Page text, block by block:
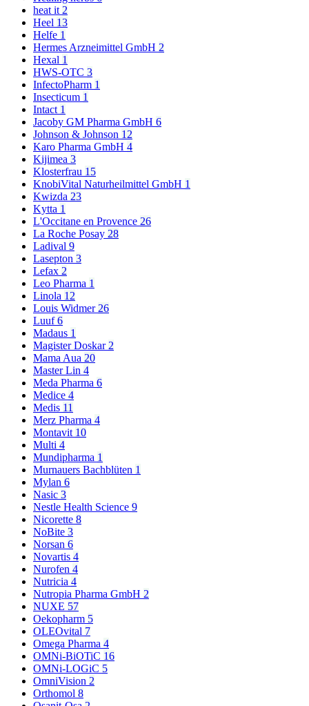
heat it 2
Heel 13
Helfe 1
Hermes Arzneimittel GmbH 2
Hexal 1
HWS-OTC 3
InfectoPharm 1
Insecticum 1
Intact 1
Jacoby GM Pharma GmbH 6
Johnson & Johnson 12
Karo Pharma GmbH 4
Kijimea 3
Klosterfrau 15
KnobiVital Naturheilmittel GmbH 1
Kwizda 23
Kytta 1
L'Occitane en Provence 26
La Roche Posay 28
Ladival 9
Lasepton 3
Lefax 2
Leo Pharma 1
Linola 12
Louis Widmer 26
Luuf6
Madaus 1
Magister Doskar 2
Mama Aua 20
Master Lin 4
Meda Pharma 6
Medice 4
Medis 11
Merz Pharma 4
Montavit 10
Multi 4
Mundipharma 1
Murnauers Bachblüten 1
Mylan 6
Nasic 3
Nestle Health Science 9
Nicorette 8
NoBite 3
Norsan 6
Novartis 4
Nurofen 4
Nutricia 4
Nutropia Pharma GmbH 2
NUXE 57
Oekopharm 5
OLEOvital 7
Omega Pharma 4
OMNi-BiOTiC 16
OMNi-LOGiC 5
OmniVision 2
Orthomol 8